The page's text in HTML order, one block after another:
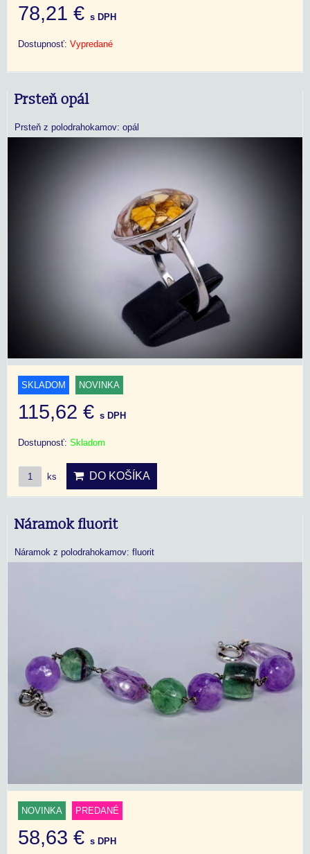
78,21 € s DPH
Dostupnosť: Vypredané
Prsteň opál
Prsteň z polodrahokamov: opál
SKLADOM NOVINKA
115,62 € s DPH
Dostupnosť: Skladom
ks DO KOŠÍKA
Náramok fluorit
Náramok z polodrahokamov: fluorit
NOVINKA PREDANÉ
58,63 € s DPH